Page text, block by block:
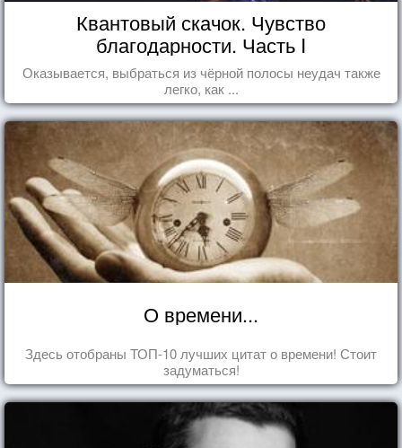
Квантовый скачок. Чувство
благодарности. Часть I
Оказывается, выбраться из чёрной полосы неудач также
легко, как ...
О времени...
Здесь отобраны ТОП-10 лучших цитат о времени! Стоит
задуматься!